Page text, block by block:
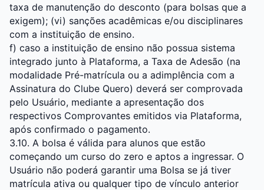
taxa de manutenção do desconto (para bolsas que a
exigem); (vi) sanções acadêmicas e/ou disciplinares
com a instituição de ensino.
f) caso a instituição de ensino não possua sistema
integrado junto à Plataforma, a Taxa de Adesão (na
modalidade Pré-matrícula ou a adimplência com a
Assinatura do Clube Quero) deverá ser comprovada
pelo Usuário, mediante a apresentação dos
respectivos Comprovantes emitidos via Plataforma,
após confirmado o pagamento.
3.10. A bolsa é válida para alunos que estão
começando um curso do zero e aptos a ingressar. O
Usuário não poderá garantir uma Bolsa se já tiver
matrícula ativa ou qualquer tipo de vínculo anterior